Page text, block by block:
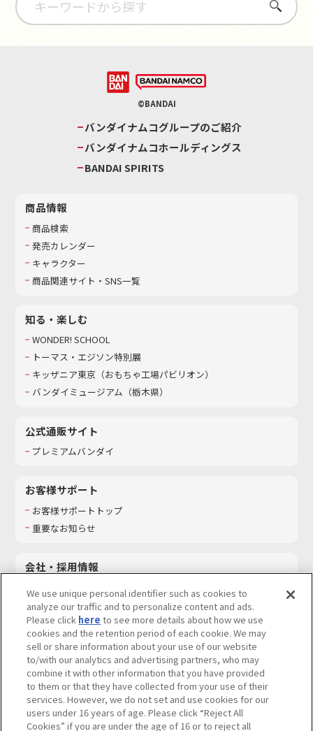
さがす
©BANDAI
バンダイナムコグループのご紹介
バンダイナムコホールディングス
BANDAI SPIRITS
商品情報
商品検索
発売カレンダー
キャラクター
商品関連サイト・SNS一覧
知る・楽しむ
WONDER! SCHOOL
トーマス・エジソン特別展
キッザニア東京（おもちゃ工場パビリオン）​
バンダイミュージアム（栃木県）
公式通販サイト
プレミアムバンダイ
お客様サポート
お客様サポートトップ
重要なお知らせ
会社・採用情報
採用情報
サステナビリティ
お問い合わせ
ウェブサイトご利用条件 ソーシャルメディアポリシー
個人情報及び特定個人情報等の取り扱いに関する保護方針
We use unique personal identifier such as cookies to
analyze our traffic and to personalize content and ads.
Please click here to see more details about how we use
cookies and the retention period of each cookie. We may
sell or share information about your use of our website
to/with our analytics and advertising partners, who may
combine it with other information that you have provided
to them or that they have collected from your use of their
services. However, we do not set and use cookies for our
users under 16 years of age. Please click “Reject All
Cookies” if you are under the age of 16 or to reject all